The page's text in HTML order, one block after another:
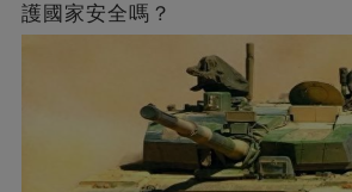
護國家安全嗎？